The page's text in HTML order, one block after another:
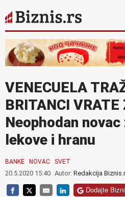
VENECUELA
BRITANCI VRATE
Neophodan
lekove i hranu
BANKE NOVAC SVET
20.5.2020 15:40 Autor: Redakcija
Dodajte